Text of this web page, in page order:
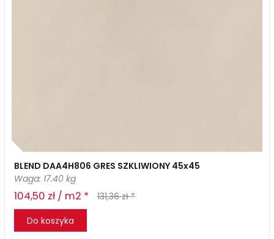
BLEND DAA4H806 GRES SZKLIWIONY 45x45
Waga: 17.40 kg
104,50 zł / m2 *
131,36 zł *
Do koszyka